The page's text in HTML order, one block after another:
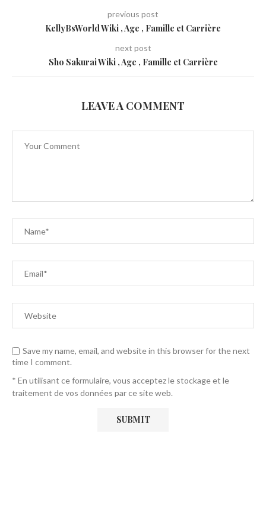
previous post
KellyBsWorld Wiki , Age , Famille et Carrière
next post
Sho Sakurai Wiki , Age , Famille et Carrière
LEAVE A COMMENT
Save my name, email, and website in this browser for the next
time I comment.
* En utilisant ce formulaire, vous acceptez le stockage et le
traitement de vos données par ce site web.